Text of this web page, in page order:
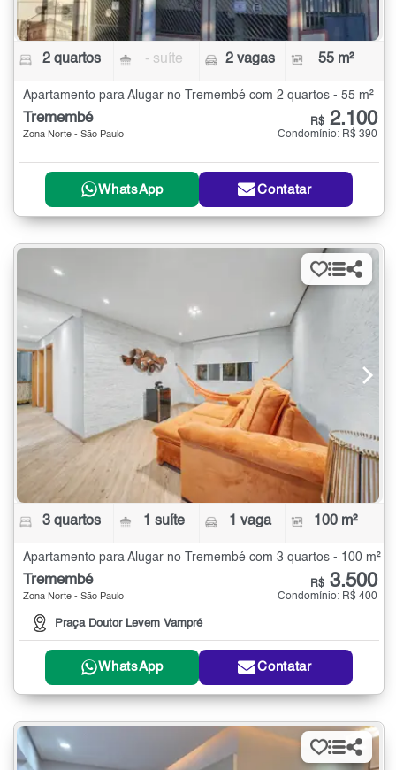
2 quartos - suíte 2 vagas 55 m²
Apartamento para Alugar no Tremembé com 2 quartos - 55 m²
Tremembé
Zona Norte - São Paulo
R$ 2.100
Condomínio: R$ 390
WhatsApp Contatar
3 quartos 1 suíte 1 vaga 100 m²
Apartamento para Alugar no Tremembé com 3 quartos - 100 m²
Tremembé
Zona Norte - São Paulo
Praça Doutor Levem Vampré
R$ 3.500
Condomínio: R$ 400
WhatsApp Contatar